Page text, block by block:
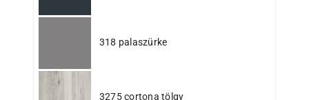
318 palaszürke
3275 cortona tölgy